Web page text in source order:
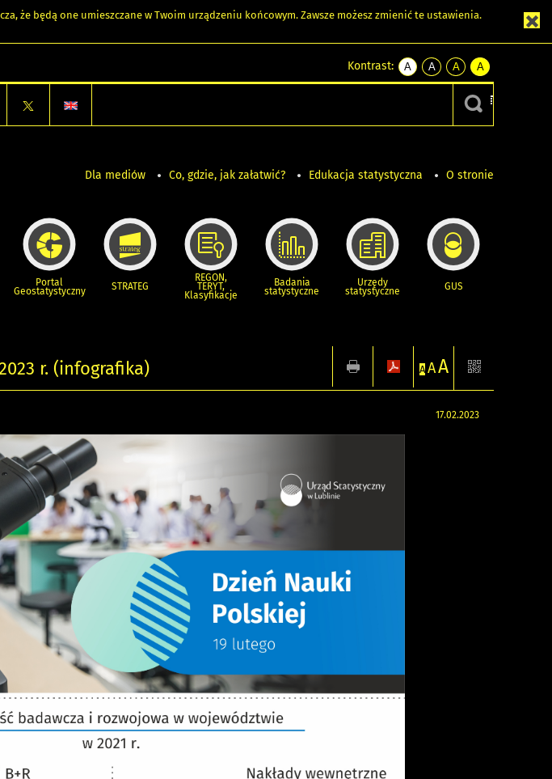
że będą one umieszczane w Twoim urządzeniu końcowym. Zawsze możesz zmienić te ustawienia.
Kontrast:
A
kontrast
A
kontrast
czarnym
A
kontrast
żółty
tekst
czarnym
A
kontrast
czarny
tekst
żółtym
Dla mediów Co, gdzie, jak załatwić? Edukacja statystyczna O stronie
Portal
Geostatystyczny STRATEG
REGON,
TERYT,
Klasyfikacje
Badania
statystyczne
Urzędy
statystyczne GUS
r. (infografika) A AA
17.02.2023